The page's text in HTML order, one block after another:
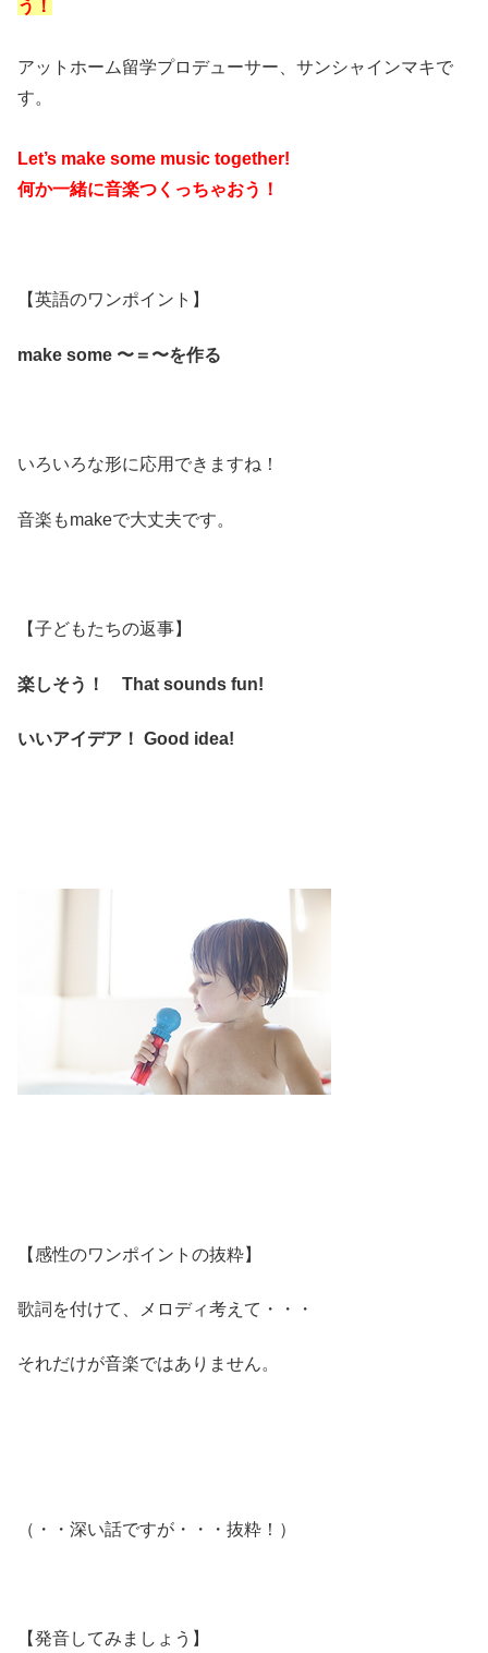
う！
アットホーム留学プロデューサー、サンシャインマキで
す。
Let’s make some music together!
何か一緒に音楽つくっちゃおう！
【英語のワンポイント】
make some 〜＝〜を作る
いろいろな形に応用できますね！
音楽もmakeで大丈夫です。
【子どもたちの返事】
楽しそう！ That sounds fun!
いいアイデア！ Good idea!
【感性のワンポイントの抜粋】
歌詞を付けて、メロディ考えて・・・
それだけが音楽ではありません。
（・・深い話ですが・・・抜粋！）
【発音してみましょう】